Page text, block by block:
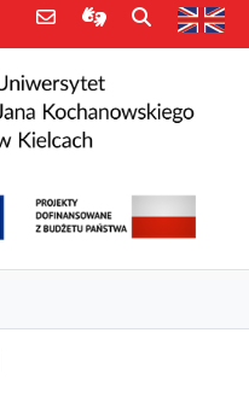
Poczta e-mailInformacje dla
Szukaj